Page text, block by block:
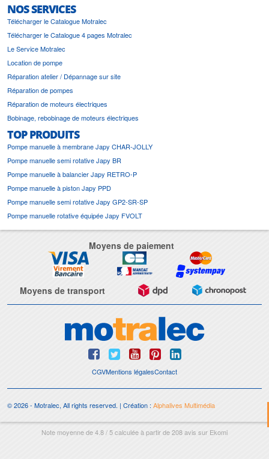
NOS SERVICES
Télécharger le Catalogue Motralec
Télécharger le Catalogue 4 pages Motralec
Le Service Motralec
Location de pompe
Réparation atelier / Dépannage sur site
Réparation de pompes
Réparation de moteurs électriques
Bobinage, rebobinage de moteurs électriques
TOP PRODUITS
Pompe manuelle à membrane Japy CHAR-JOLLY
Pompe manuelle semi rotative Japy BR
Pompe manuelle à balancier Japy RETRO-P
Pompe manuelle à piston Japy PPD
Pompe manuelle semi rotative Japy GP2-SR-SP
Pompe manuelle rotative équipée Japy FVOLT
Moyens de paiement
Moyens de transport
CGVMentions légalesContact
© 2026 - Motralec, All rights reserved. | Création :Alphalives Multimédia
Note moyenne de4.8/5calculée à partir de208avis sur Ekomi